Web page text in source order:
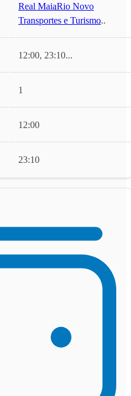
Real Maia,Rio Novo
Transportes e Turismo...
12:00, 23:10...
1
12:00
23:10